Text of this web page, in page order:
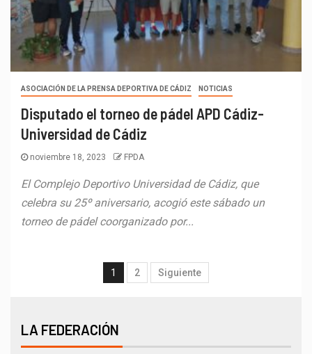
ASOCIACIÓN DE LA PRENSA DEPORTIVA DE CÁDIZ NOTICIAS
Disputado el torneo de pádel APD Cádiz-
Universidad de Cádiz
noviembre 18, 2023 FPDA
El Complejo Deportivo Universidad de Cádiz, que
celebra su 25º aniversario, acogió este sábado un
torneo de pádel coorganizado por...
1 2 Siguiente
LA FEDERACIÓN